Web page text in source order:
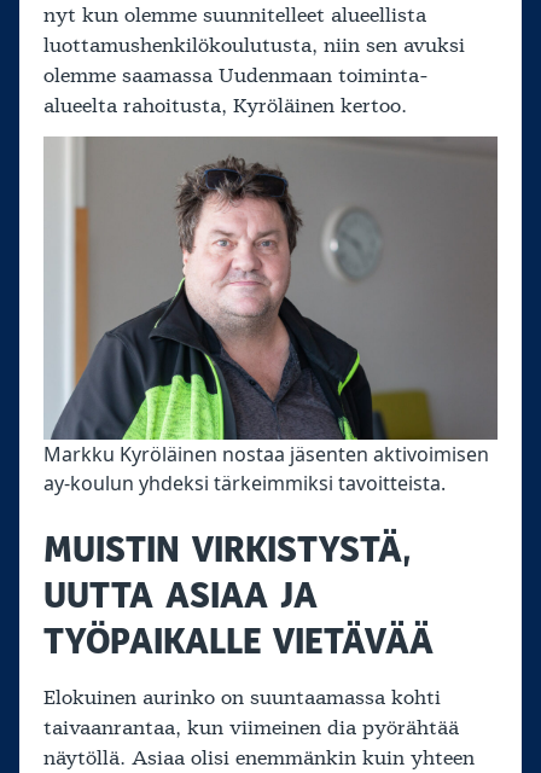
nyt kun olemme suunnitelleet alueellista
luottamushenkilökoulutusta, niin sen avuksi
olemme saamassa Uudenmaan toiminta-
alueelta rahoitusta, Kyröläinen kertoo.
Markku Kyröläinen nostaa jäsenten aktivoimisen
ay-koulun yhdeksi tärkeimmiksi tavoitteista.
MUISTIN VIRKISTYSTÄ,
UUTTA ASIAA JA
TYÖPAIKALLE VIETÄVÄÄ
Elokuinen aurinko on suuntaamassa kohti
taivaanrantaa, kun viimeinen dia pyörähtää
näytöllä. Asiaa olisi enemmänkin kuin yhteen